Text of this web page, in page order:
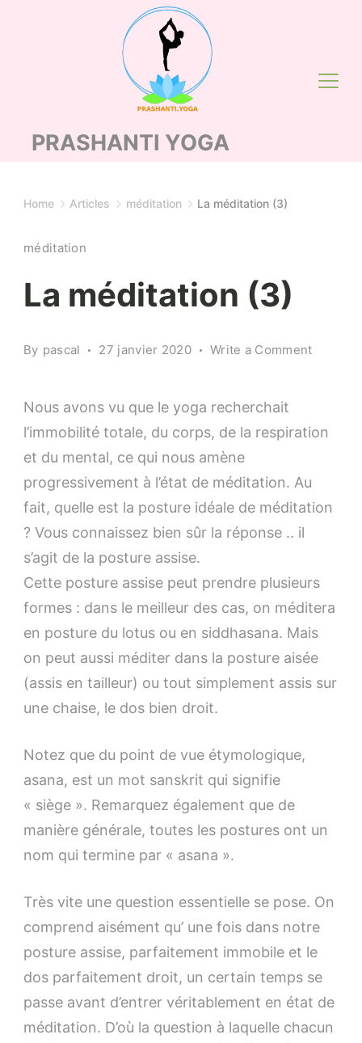
PRASHANTI YOGA
Home Articles méditation La méditation (3)
méditation
La méditation (3)
By pascal 27 janvier 2020 Write a Commenton
Nous avons vu que le yoga recherchait
l’immobilité totale, du corps, de la respiration
et du mental, ce qui nous amène
progressivement à l’état de méditation. Au
fait, quelle est la posture idéale de méditation
? Vous connaissez bien sûr la réponse .. il
s’agit de la posture assise.
Cette posture assise peut prendre plusieurs
formes : dans le meilleur des cas, on méditera
en posture du lotus ou en siddhasana. Mais
on peut aussi méditer dans la posture aisée
(assis en tailleur) ou tout simplement assis sur
une chaise, le dos bien droit.
Notez que du point de vue étymologique,
asana, est un mot sanskrit qui signifie
« siège ». Remarquez également que de
manière générale, toutes les postures ont un
nom qui termine par « asana ».
Très vite une question essentielle se pose. On
comprend aisément qu’ une fois dans notre
posture assise, parfaitement immobile et le
dos parfaitement droit, un certain temps se
passe avant d’entrer véritablement en état de
méditation. D’où la question à laquelle chacun